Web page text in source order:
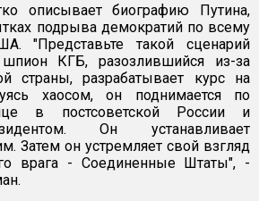
описывает биографию Путина,
подрыва демократий по всему
"Представьте такой сценарий
КГБ, разозлившийся из-за
страны, разрабатывает курс на
хаосом, он поднимается по
в постсоветской России и
Он устанавливает
Затем он устремляет свой взгляд
врага - Соединенные Штаты", -